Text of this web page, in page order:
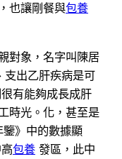
也讓剛餐與包養
對象，名字叫陳居
支出乙肝疾病是可
有能夠成長成肝
時光。化，甚至是
》中的數據顯
包養 發區，此中